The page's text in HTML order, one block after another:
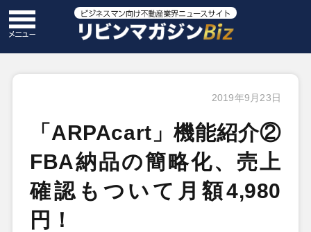
2019年9月23日
「ARPAcart」機能紹介②
FBA納品の簡略化、売上
確認もついて月額4,980
円！